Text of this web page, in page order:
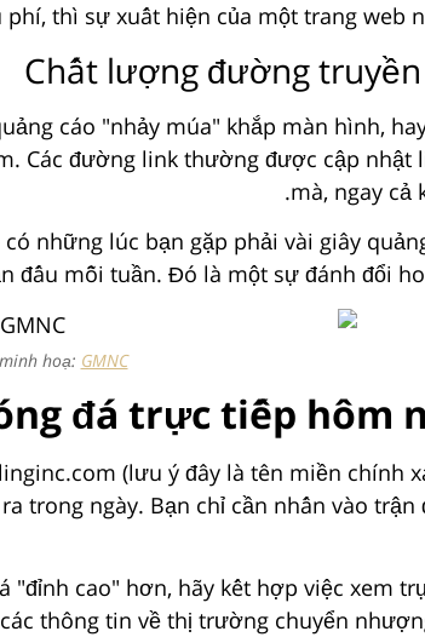
phí, thì sự xuất hiện của một trang web
Chất lượng đường
cáo "nhảy múa" khắp màn hình,
Các đường link thường được cập
mà, ngay cả
những lúc bạn gặp phải vài giây
đấu mỗi tuần. Đó là một sự đánh đổi
hoạ: GMNC
đá trực tiếp hôm
(lưu ý đây là tên miền chính
trong ngày. Bạn chỉ cần nhấn vào
cao" hơn, hãy kết hợp việc xem
thông tin về thị trường chuyển